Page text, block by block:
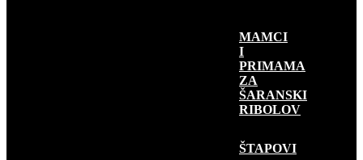
MAMCI
I
PRIMAMA
ZA
ŠARANSKI
RIBOLOV
GRABLJIVICA
ŠTAPOVI